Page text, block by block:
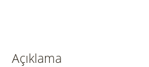
Açıklama